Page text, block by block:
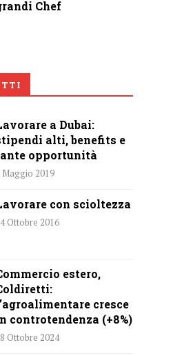
Chef
a Dubai:
alti, benefits e
opportunità
Maggio 2019
con scioltezza
Ottobre 2016
estero,
cresce
controtendenza (+8%)
Ottobre 2024